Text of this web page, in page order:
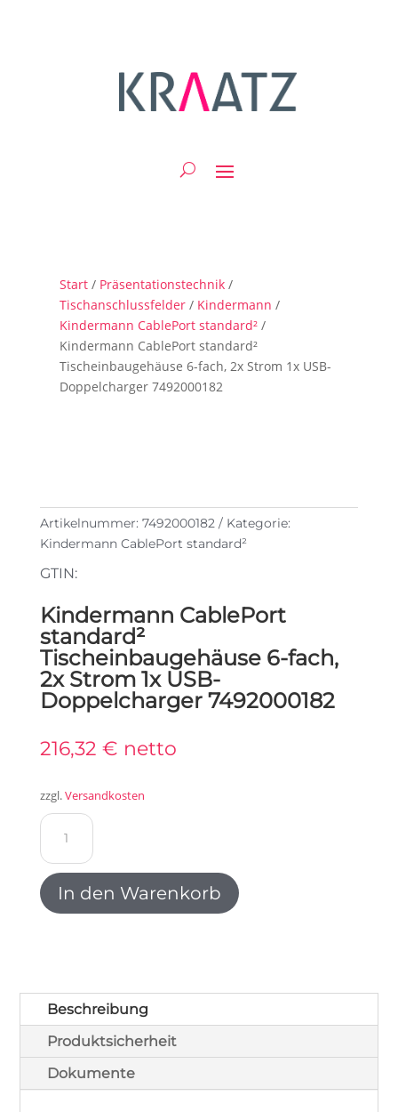
Start / Präsentationstechnik /
Tischanschlussfelder / Kindermann /
Kindermann CablePort standard² /
Kindermann CablePort standard²
Tischeinbaugehäuse 6-fach, 2x Strom 1x USB-
Doppelcharger 7492000182
Artikelnummer: 7492000182
Kategorie:
Kindermann CablePort standard²
GTIN:
Kindermann CablePort
standard²
Tischeinbaugehäuse 6-fach,
2x Strom 1x USB-
Doppelcharger 7492000182
216,32 € netto
zzgl.Versandkosten
Kindermann
CablePort
standard²
Tischeinbaugehäuse
6-
USB-
Doppelcharger
7492000182
Menge
In den Warenkorb
Beschreibung
Produktsicherheit
Dokumente